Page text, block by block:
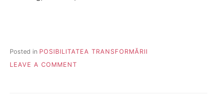
Posted in POSIBILITATEA TRANSFORMĂRII
LEAVE A COMMENT